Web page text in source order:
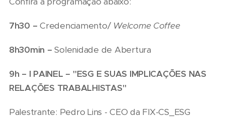
7h30 –Credenciamento/ Welcome Coffee
8h30min – Solenidade de Abertura
9h – I PAINEL – "ESG E SUAS IMPLICAÇÕES NAS
RELAÇÕES TRABALHISTAS"
Palestrante: Pedro Lins - CEO da FIX-CS_ESG